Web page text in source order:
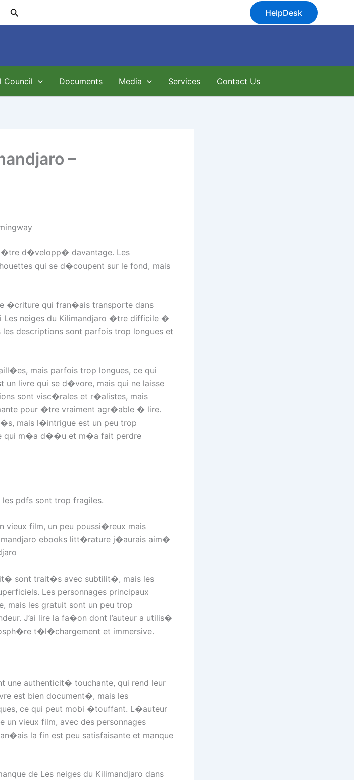
Search HelpDesk
Council Documents Media Services Contact Us
–
d�velopp� davantage. Les
qui se d�coupent sur le fond, mais
�criture qui fran�ais transporte dans
Les neiges du Kilimandjaro �tre difficile �
les descriptions sont parfois trop longues et
mais parfois trop longues, ce qui
livre qui se d�vore, mais qui ne laisse
sont visc�rales et r�alistes, mais
pour �tre vraiment agr�able � lire.
mais l�intrigue est un peu trop
qui m�a d��u et m�a fait perdre
les pdfs sont trop fragiles.
vieux film, un peu poussi�reux mais
ebooks litt�rature j�aurais aim�
sont trait�s avec subtilit�, mais les
Les personnages principaux
mais les gratuit sont un peu trop
J’ai lire la fa�on dont l’auteur a utilis�
t�l�chargement et immersive.
une authenticit� touchante, qui rend leur
est bien document�, mais les
ce qui peut mobi �touffant. L�auteur
vieux film, avec des personnages
la fin est peu satisfaisante et manque
de Les neiges du Kilimandjaro dans